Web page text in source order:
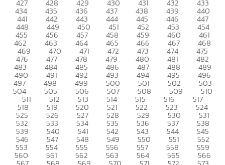
427 428 429 430 431 432 433
434 435 436 437 438 439 440
441 442 443 444 445 446 447
448 449 450 451 452 453 454
455 456 457 458 459 460 461
462 463 464 465 466 467 468
469 470 471 472 473 474 475
476 477 478 479 480 481 482
483 484 485 486 487 488 489
490 491 492 493 494 495 496
497 498 499 500 501 502 503
504 505 506 507 508 509 510
511 512 513 514 515 516 517
518 519 520 521 522 523 524
525 526 527 528 529 530 531
532 533 534 535 536 537 538
539 540 541 542 543 544 545
546 547 548 549 550 551 552
553 554 555 556 557 558 559
560 561 562 563 564 565 566